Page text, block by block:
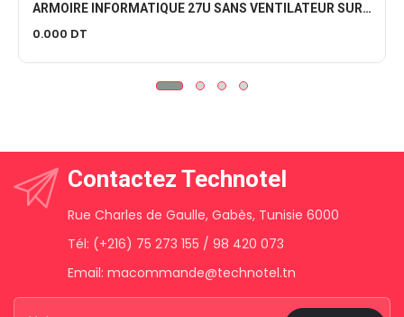
ARMOIRE INFORMATIQUE 27U SANS VENTILATEUR SUR ROUES
0.000 DT
Contactez Technotel
Rue Charles de Gaulle, Gabès, Tunisie 6000
Tél: (+216) 75 273 155 / 98 420 073
Email: macommande@technotel.tn